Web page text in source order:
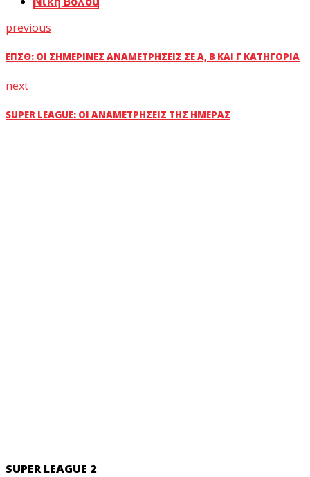
previous
ΕΠΣΘ: ΟΙ ΣΗΜΕΡΙΝΈΣ ΑΝΑΜΕΤΡΉΣΕΙΣ ΣΕ Α, Β ΚΑΙ Γ ΚΑΤΗΓΟΡΊΑ
next
SUPER LEAGUE: OΙ ΑΝΑΜΕΤΡΉΣΕΙΣ ΤΗΣ ΗΜΈΡΑΣ
SUPER LEAGUE 2